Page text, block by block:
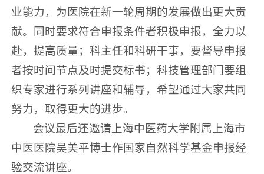
业能力，为医院在新一轮周期的发展做出更大贡
献。同时要求符合申报条件者积极申报，全力以
赴，提高质量；科主任和科研干事，要督导申报
者按时间节点及时提交标书；科技管理部门要组
织专家进行系列讲座和辅导，希望通过大家共同
努力，取得更大的进步。
会议最后还邀请上海中医药大学附属上海市
中医医院吴美平博士作国家自然科学基金申报经
验交流讲座。